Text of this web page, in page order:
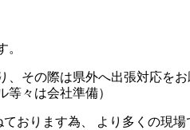
その際は県外へ出張対応を
々は会社準備）
おります為、 より多くの現